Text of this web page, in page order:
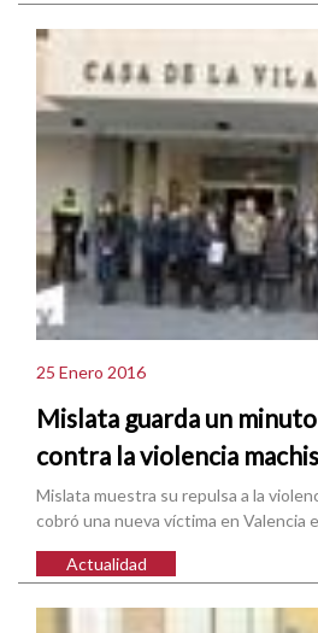
25 Enero 2016
Mislata guarda un
contra la violencia
Mislata muestra su repulsa a la
cobró una nueva víctima en Valencia
Actualidad